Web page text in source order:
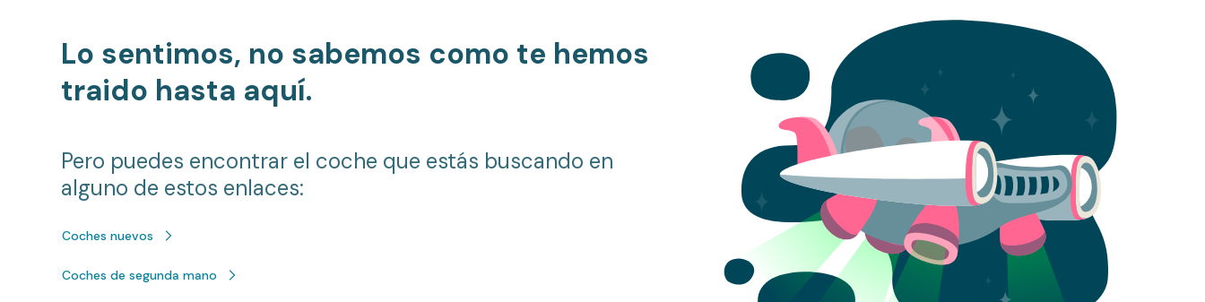
Lo sentimos, no sabemos como te hemos
traido hasta aquí.
Pero puedes encontrar el coche que estás buscando en
alguno de estos enlaces:
Coches nuevos
Coches de segunda mano